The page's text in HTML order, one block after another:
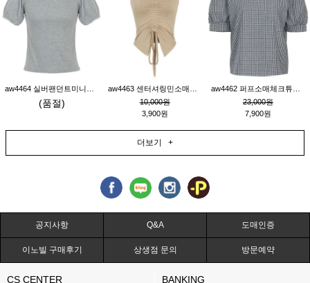
(품절)
10,000원
3,900원
23,000원
7,900원
더보기 +
공지사항 Q&A 도매인증
이노빌 구매후기 상생점 문의 방문예약
CS CENTER BANKING